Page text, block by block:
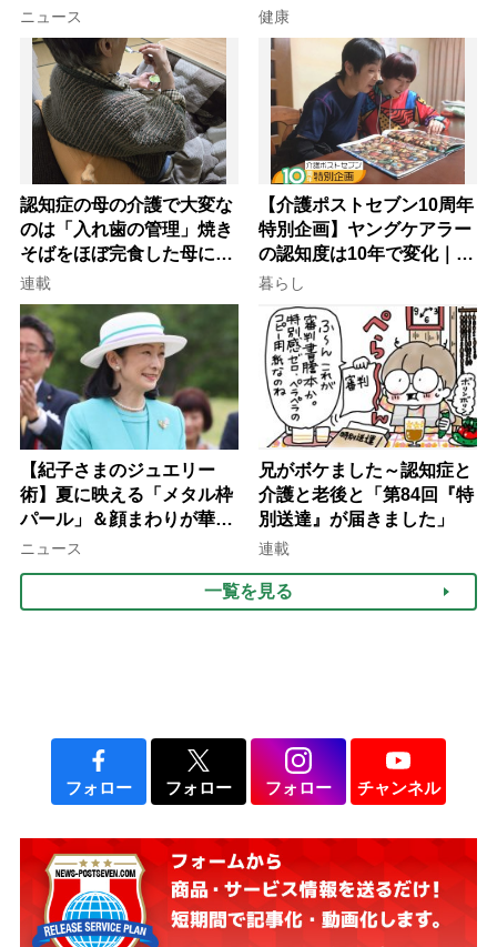
ニュース
意
健康
認知症の母の介護で大変な
のは「入れ歯の管理」焼き
そばをほぼ完食した母に息
子が血の気が引いた理由
連載
【介護ポストセブン10周年
特別企画】ヤングケアラー
の認知度は10年で変化｜流
行語大賞にノミネート、法
律にも明記されたが果たし
て現在は？
暮らし
【紀子さまのジュエリー
術】夏に映える「メタル枠
パール」＆顔まわりが華や
ぐ「揺れる一粒」の使い分
ニュース
兄がボケました～認知症と
介護と老後と「第84回『特
別送達』が届きました」
連載
一覧を見る
フォロー フォロー フォロー チャンネル